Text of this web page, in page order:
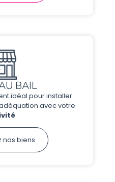
BAIL
idéal pour installer
avec votre
.
nos biens